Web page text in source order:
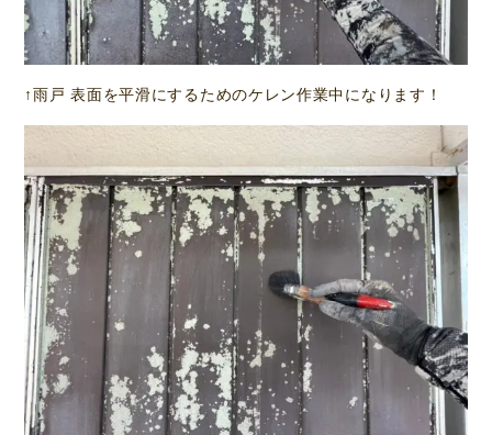
↑雨戸 表面を平滑にするためのケレン作業中になります！